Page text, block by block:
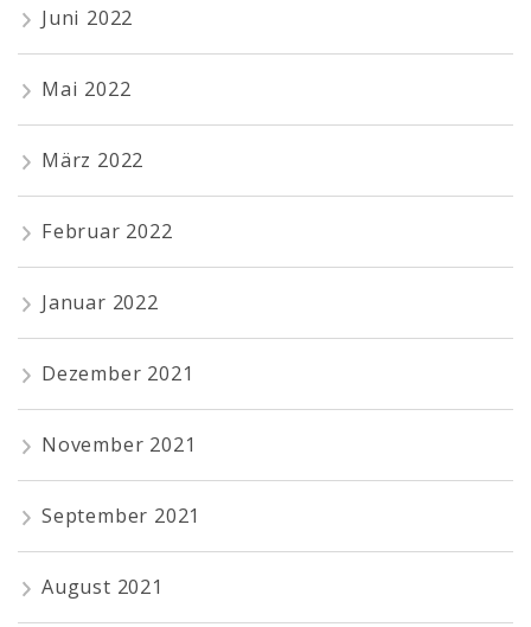
Juni 2022
Mai 2022
März 2022
Februar 2022
Januar 2022
Dezember 2021
November 2021
September 2021
August 2021